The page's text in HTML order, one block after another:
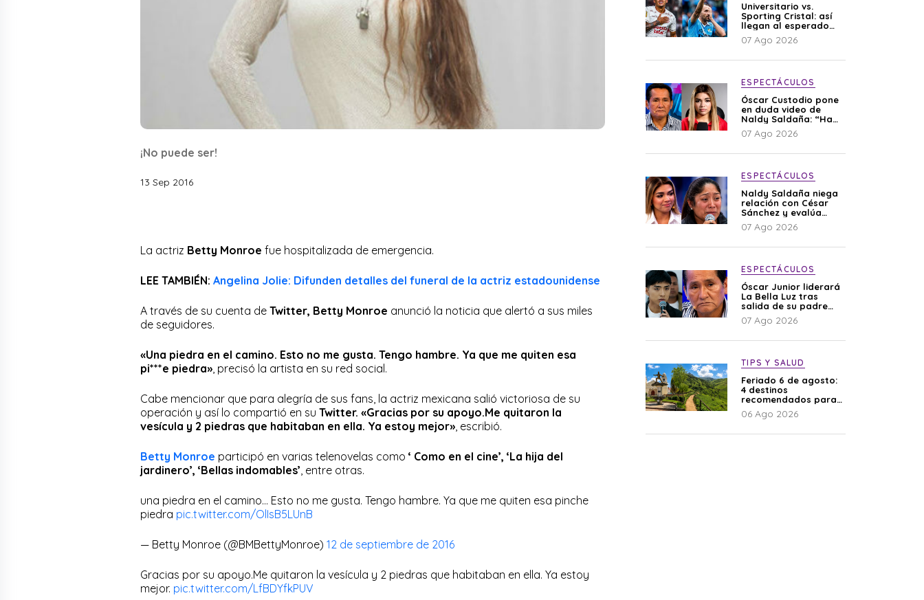
¡No puede ser!
13 Sep 2016
La actriz Betty Monroe fue hospitalizada de emergencia.
LEE TAMBIÉN: Angelina Jolie: Difunden detalles del funeral de la actriz estadounidense
A través de su cuenta de Twitter, Betty Monroe anunció la noticia que alertó a sus miles
de seguidores.
«Una piedra en el camino. Esto no me gusta. Tengo hambre. Ya que me quiten esa
pi***e piedra» , precisó la artista en su red social.
Cabe mencionar que para alegría de sus fans, la actriz mexicana salió victoriosa de su
operación y así lo compartió en su Twitter. «Gracias por su apoyo.Me quitaron la
vesícula y 2 piedras que habitaban en ella. Ya estoy mejor» , escribió.
Betty Monroe participó en varias telenovelas como ‘ Como en el cine’, ‘La hija del
jardinero’, ‘Bellas indomables’ , entre otras.
una piedra en el camino… Esto no me gusta. Tengo hambre. Ya que me quiten esa pinche
piedra pic.twitter.com/OlIsB5LUnB
— Betty Monroe (@BMBettyMonroe) 12 de septiembre de 2016
Gracias por su apoyo.Me quitaron la vesícula y 2 piedras que habitaban en ella. Ya estoy
mejor. pic.twitter.com/LfBDYfkPUV
Universitario vs.
Sporting Cristal: así
llegan al esperado
duelo
07 Ago 2026
ESPECTÁCULOS
Óscar Custodio pone
en duda video de
Naldy Saldaña: “Hay
cosas que de repente
se han editado”
07 Ago 2026
ESPECTÁCULOS
Naldy Saldaña niega
relación con César
Sánchez y evalúa
denunciar a su
esposa: “Es una
07 Ago 2026
ESPECTÁCULOS
Óscar Junior liderará
La Bella Luz tras
salida de su padre
por polémica con
Naldy Saldaña
07 Ago 2026
TIPS Y SALUD
Feriado 6 de agosto:
4 destinos
recomendados para
disfrutar el descanso
06 Ago 2026